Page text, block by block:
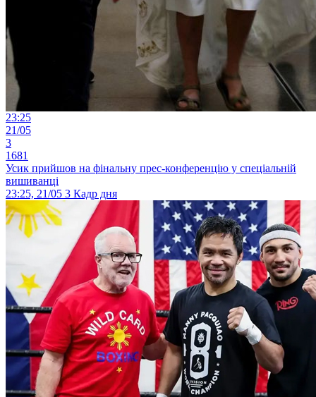
23:25
21/05
3
1681
Усик прийшов на фінальну прес-конференцію у спеціальній
вишиванці
23:25, 21/05 3 Кадр дня